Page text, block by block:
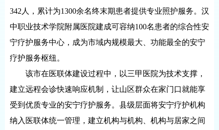
342人，累计为1300余名终末期患者提供专业照护服务。汉
中职业技术学院附属医院建成可容纳100名患者的综合性安
宁疗护服务中心，成为市域内规模最大、功能最全的安宁
疗护服务枢纽。
该市在医联体建设过程中，以三甲医院为技术支撑，
建立远程会诊快速响应机制，让山区群众在家门口就能享
受到优质专业的安宁疗护服务。县级层面将安宁疗护机构
纳入医联体统一管理，建立机构与机构、机构与居家之间